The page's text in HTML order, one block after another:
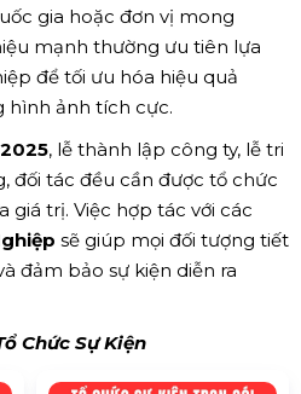
gia hoặc đơn vị mong
mạnh thường ưu tiên lựa
để tối ưu hóa hiệu quả
hình ảnh tích cực.
, lễ thành lập công ty, lễ tri
đối tác đều cần được tổ chức
giá trị. Việc hợp tác với các
sẽ giúp mọi đối tượng tiết
đảm bảo sự kiện diễn ra
Chức Sự Kiện